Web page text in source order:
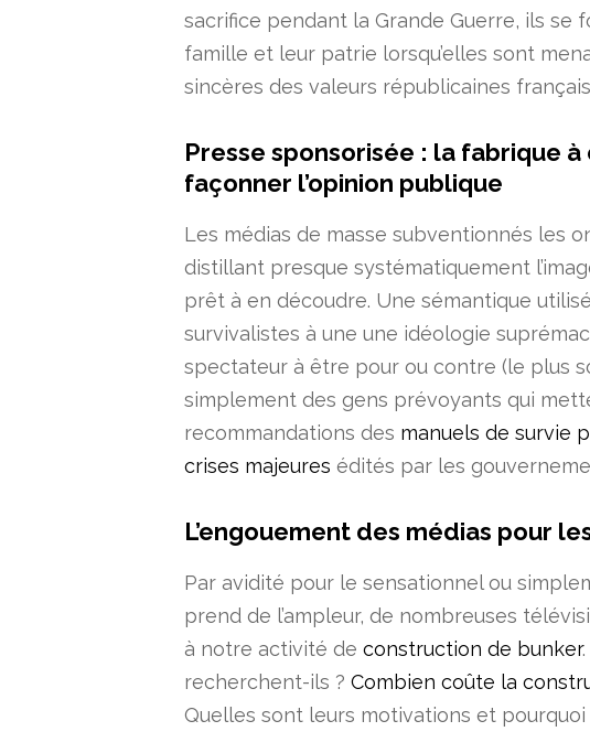
sacrifice pendant la Grande Guerre, ils
famille et leur patrie lorsqu’elles sont
sincères des valeurs républicaines
Presse sponsorisée : la fabrique
façonner l’opinion publique
Les médias de masse subventionnés les
distillant presque systématiquement
prêt à en découdre. Une sémantique
survivalistes à une une idéologie
spectateur à être pour ou contre (le plus
simplement des gens prévoyants qui
recommandations des manuels de survie
crises majeures édités par les
L’engouement des médias pour
Par avidité pour le sensationnel ou
prend de l’ampleur, de nombreuses
à notre activité deconstruction de bunker
recherchent-ils ?Combien coûte la
Quelles sont leurs motivations et